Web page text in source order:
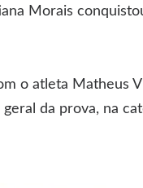
Morais
o atleta Matheus
da prova, na